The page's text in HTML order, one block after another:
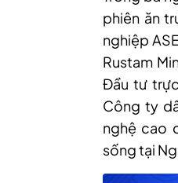
phiên ăn
nghiệp
Rustam
Đầu tư
Công ty
nghệ cao
sống tại